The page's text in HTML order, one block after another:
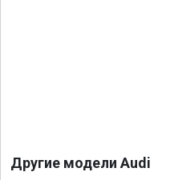
Другие модели Audi